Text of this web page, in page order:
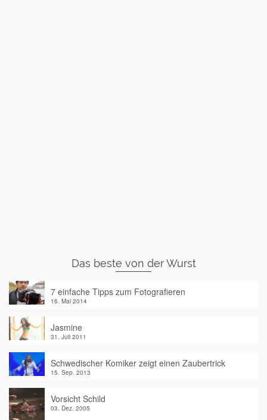
Das beste von der Wurst
7 einfache Tipps zum Fotografieren
16. Mai 2014
Jasmine
31. Juli 2011
Schwedischer Komiker zeigt einen Zaubertrick
15. Sep. 2013
Vorsicht Schild
03. Dez. 2005